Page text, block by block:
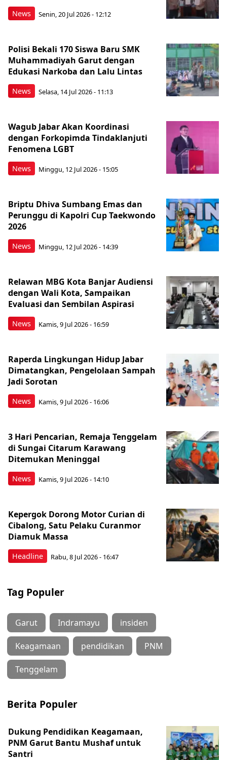
News Senin, 20 Jul 2026 - 12:12
News
Polisi Bekali 170 Siswa Baru SMK
Muhammadiyah Garut dengan
Edukasi Narkoba dan Lalu Lintas
Selasa, 14 Jul 2026 - 11:13
News
Wagub Jabar Akan Koordinasi
dengan Forkopimda Tindaklanjuti
Fenomena LGBT
Minggu, 12 Jul 2026 - 15:05
News
Briptu Dhiva Sumbang Emas dan
Perunggu di Kapolri Cup Taekwondo
2026
Minggu, 12 Jul 2026 - 14:39
News
Relawan MBG Kota Banjar Audiensi
dengan Wali Kota, Sampaikan
Evaluasi dan Sembilan Aspirasi
Kamis, 9 Jul 2026 - 16:59
News
Raperda Lingkungan Hidup Jabar
Dimatangkan, Pengelolaan Sampah
Jadi Sorotan
Kamis, 9 Jul 2026 - 16:06
News
3 Hari Pencarian, Remaja Tenggelam
di Sungai Citarum Karawang
Ditemukan Meninggal
Kamis, 9 Jul 2026 - 14:10
Headline
Kepergok Dorong Motor Curian di
Cibalong, Satu Pelaku Curanmor
Diamuk Massa
Rabu, 8 Jul 2026 - 16:47
Tag Populer
Garut Indramayu insiden
Keagamaan pendidikan PNM
Tenggelam
Berita Populer
Dukung Pendidikan Keagamaan,
PNM Garut Bantu Mushaf untuk
Santri